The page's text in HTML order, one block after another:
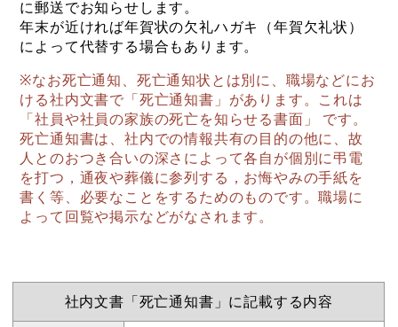
に郵送でお知らせします。
年末が近ければ年賀状の欠礼ハガキ（年賀欠礼状）
によって代替する場合もあります。
※なお死亡通知、死亡通知状とは別に、職場などにお
ける社内文書で「死亡通知書」があります。これは
「社員や社員の家族の死亡を知らせる書面」 です。
死亡通知書は、社内での情報共有の目的の他に、故
人とのおつき合いの深さによって各自が個別に弔電
を打つ，通夜や葬儀に参列する，お悔やみの手紙を
書く等、必要なことをするためのものです。職場に
よって回覧や掲示などがなされます。
社内文書「死亡通知書」に記載する内容